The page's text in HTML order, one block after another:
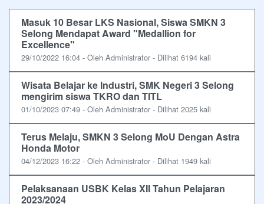
Masuk 10 Besar LKS Nasional, Siswa SMKN 3
Selong Mendapat Award "Medallion for
Excellence"
29/10/2022 16:04 - Oleh Administrator - Dilihat 6194 kali
Wisata Belajar ke Industri, SMK Negeri 3 Selong
mengirim siswa TKRO dan TITL
01/10/2023 07:49 - Oleh Administrator - Dilihat 2025 kali
Terus Melaju, SMKN 3 Selong MoU Dengan Astra
Honda Motor
04/12/2023 16:22 - Oleh Administrator - Dilihat 1949 kali
Pelaksanaan USBK Kelas XII Tahun Pelajaran
2023/2024